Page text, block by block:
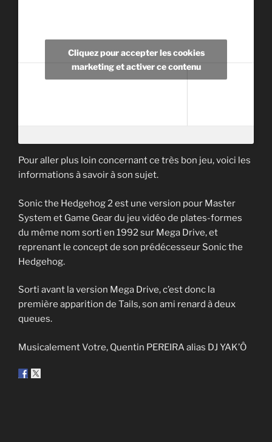
Cliquez pour accepter les cookies
marketing et activer ce contenu
Pour aller plus loin concernant ce très bon jeu, voici les
informations à savoir à son sujet.
Sonic the Hedgehog 2 est une version pour Master
System et Game Gear du jeu vidéo de plates-formes
du même nom sorti en 1992 sur Mega Drive, et
reprenant le concept de son prédécesseur Sonic the
Hedgehog.
Sorti avant la version Mega Drive, c’est donc la
première apparition de Tails, son ami renard à deux
queues.
Musicalement Votre, Quentin PEREIRA alias DJ YAK’Ô